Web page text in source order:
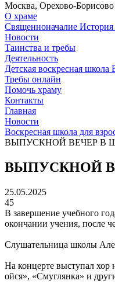
Москва, Орехово-
О храме
Священноначалие История
Новости
Таинства и требы
Деятельность
Детская воскресная школа
Требы онлайн
Помочь храму
Контакты
Главная
Новости
Воскресная школа для
ВЫПУСКНОЙ ВЕЧЕР В
ВЫПУСКНОЙ
25.05.2025
45
В завершение учебного
окончании учения, после
Слушательница школы
На концерте выступал
ойся», «Смуглянка» и